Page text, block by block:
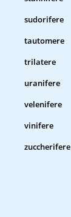
sudorifere
tautomere
trilatere
uranifere
velenifere
vinifere
zuccherifere